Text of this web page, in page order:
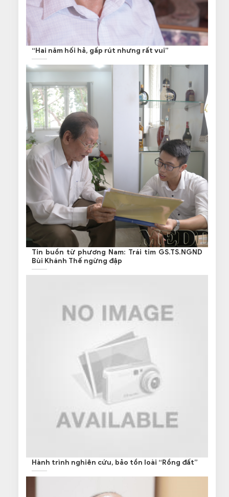
“Hai năm hối hả, gấp rút nhưng rất vui”
Tin buồn từ phương Nam: Trái tim GS.TS.NGND
Bùi Khánh Thế ngừng đập
Hành trình nghiên cứu, bảo tồn loài “Rồng đất”